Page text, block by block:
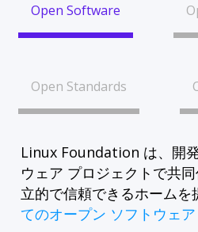
Open Software
Open Standards
Linux Foundation は、開
ウェア プロジェクトで共
立的で信頼できるホームを
てのオープン ソフトウェ